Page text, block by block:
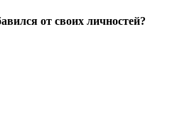
от своих личностей?